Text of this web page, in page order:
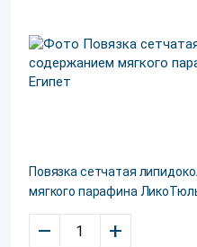
Повязка сетчатая
мягкого парафина
– +